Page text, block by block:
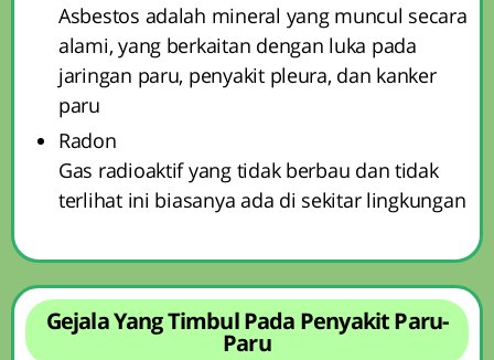
Asbestos adalah mineral yang muncul secara
alami, yang berkaitan dengan luka pada
jaringan paru, penyakit pleura, dan kanker
paru
Radon
Gas radioaktif yang tidak berbau dan tidak
terlihat ini biasanya ada di sekitar lingkungan
Gejala Yang Timbul Pada Penyakit Paru-
Paru